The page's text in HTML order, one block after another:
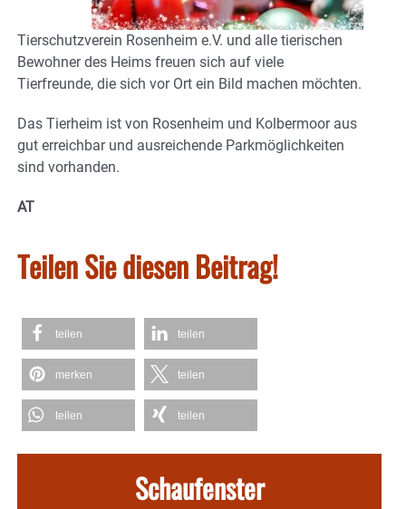
Tierschutzverein Rosenheim e.V. und alle tierischen
Bewohner des Heims freuen sich auf viele
Tierfreunde, die sich vor Ort ein Bild machen möchten.
Das Tierheim ist von Rosenheim und Kolbermoor aus
gut erreichbar und ausreichende Parkmöglichkeiten
sind vorhanden.
AT
Teilen Sie diesen Beitrag!
teilen teilen
merken teilen
teilen teilen
Schaufenster